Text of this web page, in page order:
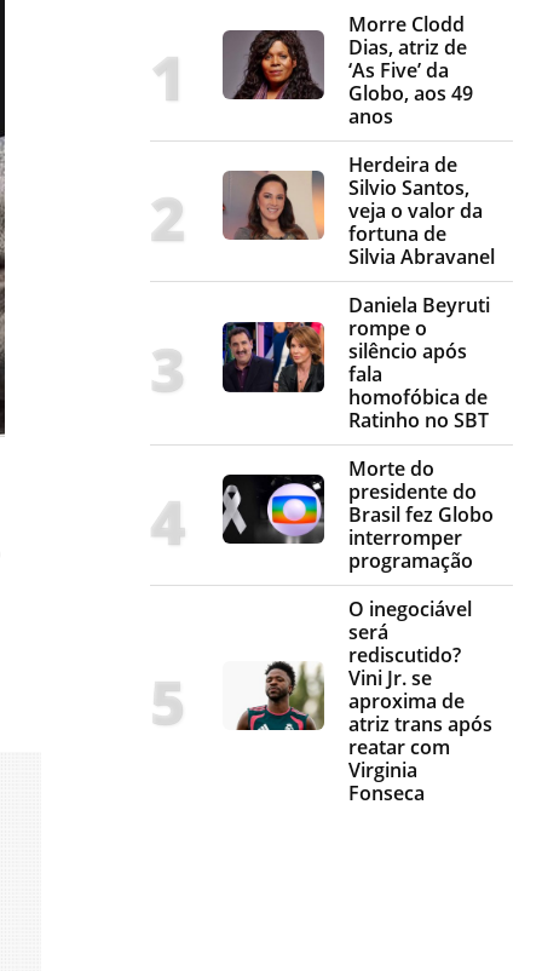
Morre Clodd
Dias, atriz de
‘As Five’ da
Globo, aos 49
anos
Herdeira de
Silvio Santos,
veja o valor da
fortuna de
Silvia Abravanel
Daniela Beyruti
rompe o
silêncio após
fala
homofóbica de
Ratinho no SBT
Morte do
presidente do
Brasil fez Globo
interromper
programação
O inegociável
será
rediscutido?
Vini Jr. se
aproxima de
atriz trans após
reatar com
Virginia
Fonseca